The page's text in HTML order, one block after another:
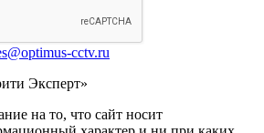
cctv.ru
Эксперт»
на то, что сайт носит